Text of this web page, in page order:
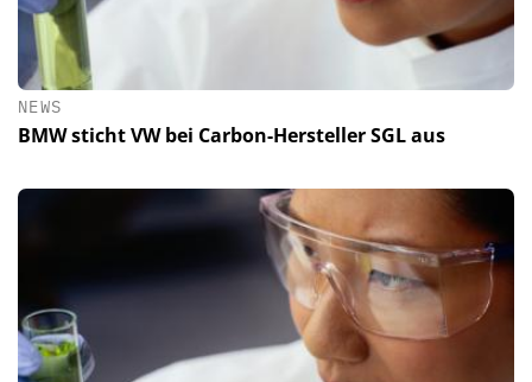
NEWS
BMW sticht VW bei Carbon-Hersteller SGL aus